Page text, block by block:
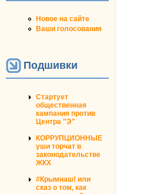
Новое на сайте
Ваши голосования
Подшивки
Стартует
общественная
кампания против
Центра "Э"
КОРРУПЦИОННЫЕ
уши торчат в
законодательстве
ЖКХ
#Крымнаш! или
сказ о том, как